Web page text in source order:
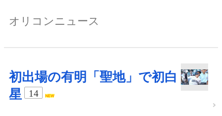
オリコンニュース
初出場の有明「聖地」で初白
星
14